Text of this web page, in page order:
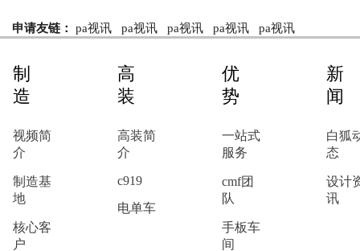
申请友链： pa视讯 pa视讯 pa视讯 pa视讯 pa视讯
制
造
视频简
介
制造基
地
核心客
户
高
装
高装简
介
c919
电单车
优
势
一站式
服务
cmf团
队
手板车
间
新
闻
白狐
态
设计
讯